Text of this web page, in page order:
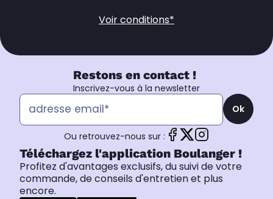
Voir conditions*
Restons en contact !
Inscrivez-vous à la newsletter
Ok
Ou retrouvez-nous sur :
Téléchargez l'application Boulanger !
Profitez d'avantages exclusifs, du suivi de votre
commande, de conseils d'entretien et plus
encore.